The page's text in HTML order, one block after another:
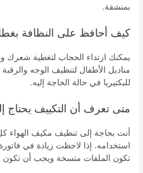
بمنشفة.
كيف أحافظ على النظافة
يمكنك ارتداء الحجاب لتغطية شعرك
مناديل الأطفال لتنظيف الوجه
للبكتيريا في حالة الحاجة إليه.
متى تعرف أن التكييف يحتاج
استخدامه. إذا لاحظت زيادة في
تكون الملفات متسخة ويجب أن تكون